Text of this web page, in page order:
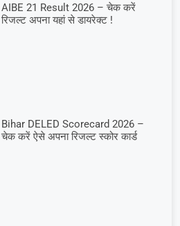
AIBE 21 Result 2026 – चेक करें
रिजल्ट अपना यहां से डायरेक्ट !
Bihar DELED Scorecard 2026 –
चेक करें ऐसे अपना रिजल्ट स्कोर कार्ड